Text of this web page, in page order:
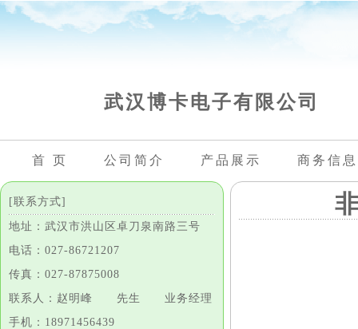
武汉博卡电子有限公司
首 页 公司简介 产品展示 商务信息
[联系方式]
地址：武汉市洪山区卓刀泉南路三号
电话：027-86721207
传真：027-87875008
联系人：赵明峰 先生 业务经理
手机：18971456439